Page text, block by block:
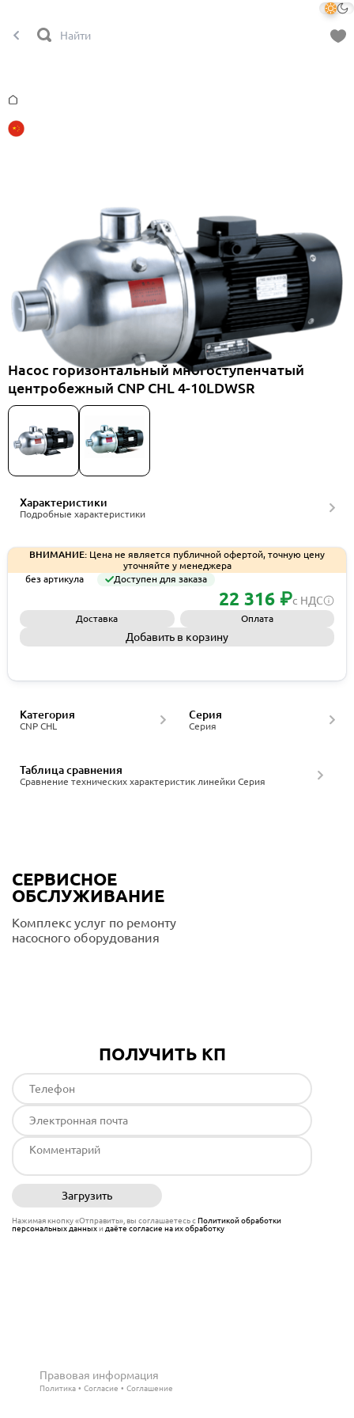
Насос горизонтальный многоступенчатый
центробежный CNP CHL 4-10LDWSR
Характеристики
Подробные характеристики
ВНИМАНИЕ: Цена не является публичной офертой, точную цену
уточняйте у менеджера
без артикула
Доступен для заказа
22 316 ₽с НДС
Доставка Оплата
Добавить в корзину
CNP CHL
Категория
Серия
Серия
Сравнение технических характеристик линейки Серия
Таблица сравнения
СЕРВИСНОЕ
ОБСЛУЖИВАНИЕ
Комплекс услуг по ремонту
насосного оборудования
ПОЛУЧИТЬ КП
Загрузить
Нажимая кнопку «Отправить», вы соглашаетесь сПолитикой обработки
персональных данныхи даёте согласие на их обработку
Правовая информация
Политика Согласие Соглашение